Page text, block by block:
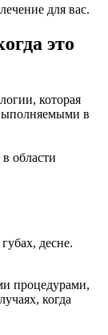
для вас.
это
которая
в
области
десне.
процедурами,
когда